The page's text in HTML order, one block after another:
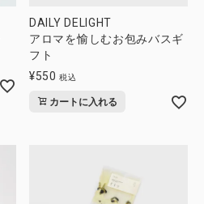
DAILY DELIGHT
アロマを愉しむお包みバスギ
フト
¥550 税込
カートに入れる